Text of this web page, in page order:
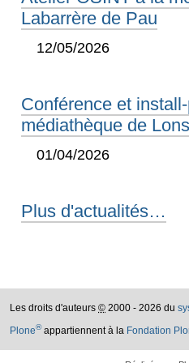
Labarrère de Pau
12/05/2026
Conférence et
médiathèque de Lons
01/04/2026
Plus d'actualités…
Les droits d'auteurs © 2000 - 2026 du
Plone®appartiennent à la Fondation